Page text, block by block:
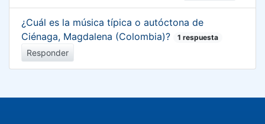
¿Cuál es la música típica o autóctona de
Ciénaga, Magdalena (Colombia)?
1 respuesta
Responder